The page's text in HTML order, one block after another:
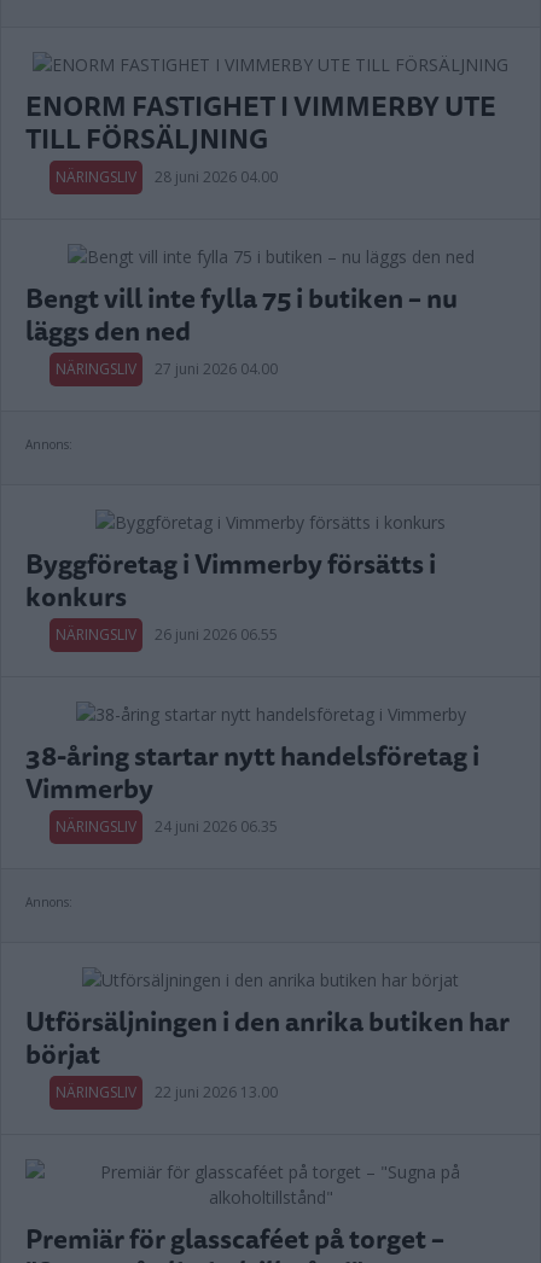
ENORM FASTIGHET I VIMMERBY UTE
TILL FÖRSÄLJNING
NÄRINGSLIV 28 juni 2026 04.00
Bengt vill inte fylla 75 i butiken – nu
läggs den ned
NÄRINGSLIV 27 juni 2026 04.00
Annons:
Byggföretag i Vimmerby försätts i
konkurs
NÄRINGSLIV 26 juni 2026 06.55
38-åring startar nytt handelsföretag i
Vimmerby
NÄRINGSLIV 24 juni 2026 06.35
Annons:
Utförsäljningen i den anrika butiken har
börjat
NÄRINGSLIV 22 juni 2026 13.00
Premiär för glasscaféet på torget –